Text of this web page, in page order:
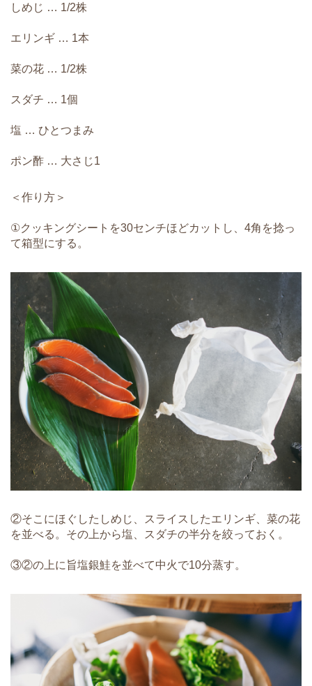
しめじ … 1/2株
エリンギ … 1本
菜の花 … 1/2株
スダチ … 1個
塩 … ひとつまみ
ポン酢 … 大さじ1
＜作り方＞
①クッキングシートを30センチほどカットし、4角を捻っ
て箱型にする。
②そこにほぐしたしめじ、スライスしたエリンギ、菜の花
を並べる。その上から塩、スダチの半分を絞っておく。
③②の上に旨塩銀鮭を並べて中火で10分蒸す。